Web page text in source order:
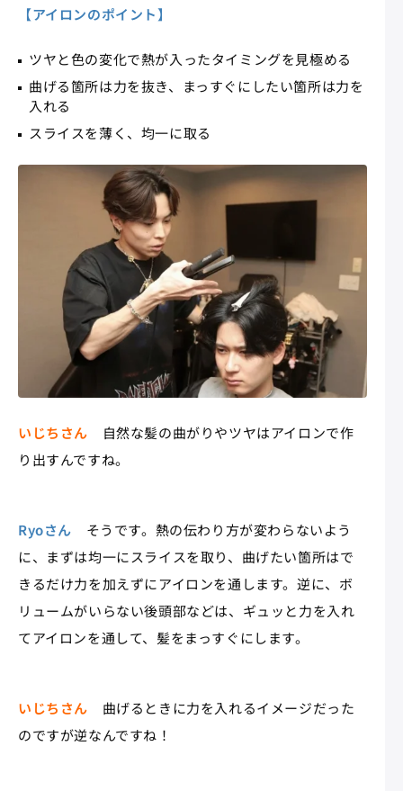
【アイロンのポイント】
ツヤと色の変化で熱が入ったタイミングを見極める
曲げる箇所は力を抜き、まっすぐにしたい箇所は力を
入れる
スライスを薄く、均一に取る
いじちさん 自然な髪の曲がりやツヤはアイロンで作
り出すんですね。
Ryoさん そうです。熱の伝わり方が変わらないよう
に、まずは均一にスライスを取り、曲げたい箇所はで
きるだけ力を加えずにアイロンを通します。逆に、ボ
リュームがいらない後頭部などは、ギュッと力を入れ
てアイロンを通して、髪をまっすぐにします。
いじちさん 曲げるときに力を入れるイメージだった
のですが逆なんですね！